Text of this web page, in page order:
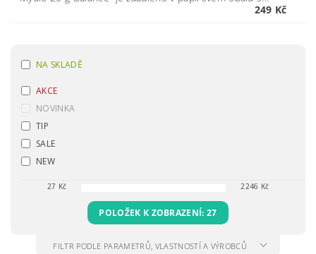
249 Kč
NA SKLADĚ
AKCE
NOVINKA
TIP
SALE
NEW
27 Kč 2246 Kč
POLOŽEK K ZOBRAZENÍ:27
FILTR PODLE PARAMETRŮ, VLASTNOSTÍ A VÝROBCŮ